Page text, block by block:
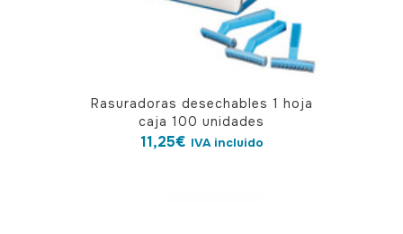
Rasuradoras desechables 1 hoja
caja 100 unidades
11,25€ IVA incluido